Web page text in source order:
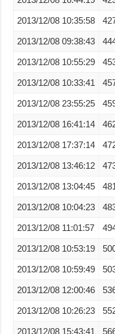
2013/12/08 10:35:58
2013/12/08 09:38:43
2013/12/08 10:55:29
2013/12/08 10:33:41
2013/12/08 23:55:25
2013/12/08 16:41:14
2013/12/08 17:37:14
2013/12/08 13:46:12
2013/12/08 13:04:45
2013/12/08 10:04:23
2013/12/08 11:01:57
2013/12/08 10:53:19
2013/12/08 10:59:49
2013/12/08 12:00:46
2013/12/08 10:26:23
2013/12/08 15:43:41